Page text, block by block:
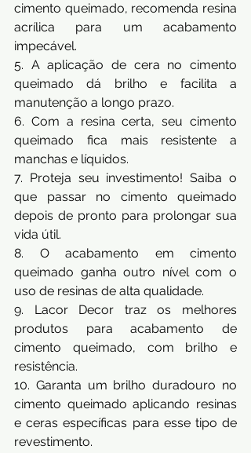
cimento queimado, recomenda resina
acrílica para um acabamento
impecável.
5. A aplicação de cera no cimento
queimado dá brilho e facilita a
manutenção a longo prazo.
6. Com a resina certa, seu cimento
queimado fica mais resistente a
manchas e líquidos.
7. Proteja seu investimento! Saiba o
que passar no cimento queimado
depois de pronto para prolongar sua
vida útil.
8. O acabamento em cimento
queimado ganha outro nível com o
uso de resinas de alta qualidade.
9. Lacor Decor traz os melhores
produtos para acabamento de
cimento queimado, com brilho e
resistência.
10. Garanta um brilho duradouro no
cimento queimado aplicando resinas
e ceras específicas para esse tipo de
revestimento.